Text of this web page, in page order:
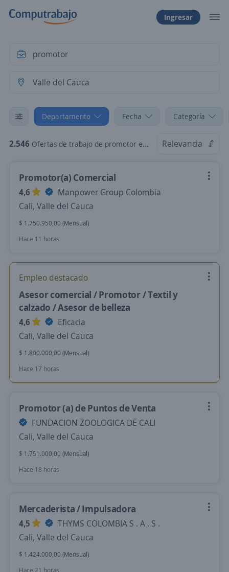
Ingresar
Departamento Fecha Categoría
2.546 Ofertas de trabajo de promotor en Valle del Cauca Relevancia
Promotor(a) Comercial
4,6
Manpower Group Colombia
Cali, Valle del Cauca
$ 1.750.950,00 (Mensual)
Hace 11 horas
Empleo destacado
Asesor comercial / Promotor / Textil y
calzado / Asesor de belleza
4,6
Eficacia
Cali, Valle del Cauca
$ 1.800.000,00 (Mensual)
Hace 17 horas
Promotor (a) de Puntos de Venta
FUNDACION ZOOLOGICA DE CALI
Cali, Valle del Cauca
$ 1.751.000,00 (Mensual)
Hace 18 horas
Mercaderista / Impulsadora
4,5
THYMS COLOMBIA S . A . S .
Cali, Valle del Cauca
$ 1.424.000,00 (Mensual)
Hace 21 horas